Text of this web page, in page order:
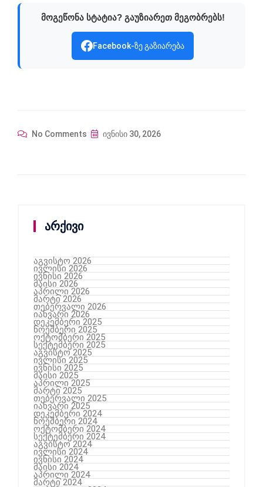
მოგეწონა სტატია? გაუზიარეთ მეგობრებს!
Facebook-ზე გაზიარება
No Comments ივნისი 30, 2026
არქივი
აგვისტო 2026
ივლისი 2026
ივნისი 2026
მაისი 2026
აპრილი 2026
მარტი 2026
თებერვალი 2026
იანვარი 2026
დეკემბერი 2025
ნოემბერი 2025
ოქტომბერი 2025
სექტემბერი 2025
აგვისტო 2025
ივლისი 2025
ივნისი 2025
მაისი 2025
აპრილი 2025
მარტი 2025
თებერვალი 2025
იანვარი 2025
დეკემბერი 2024
ნოემბერი 2024
ოქტომბერი 2024
სექტემბერი 2024
აგვისტო 2024
ივლისი 2024
ივნისი 2024
მაისი 2024
აპრილი 2024
მარტი 2024